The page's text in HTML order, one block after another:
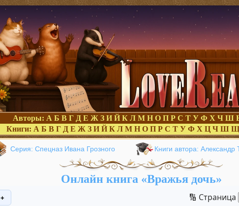
Авторы: А Б В Г Д Е Ж З И Й К Л М Н О П Р С Т У Ф Х Ч Ш
Книги: А Б В Г Д Е Ж З И Й К Л М Н О П Р С Т У Ф Х Ц Ч Ш Щ
Серия: Спецназ Ивана Грозного Книги автора: Александр
Онлайн книга «Вражья дочь»
+ 🔢 Страница